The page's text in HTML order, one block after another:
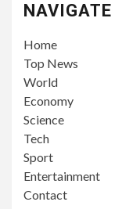
NAVIGATE
Home
Top News
World
Economy
Science
Tech
Sport
Entertainment
Contact